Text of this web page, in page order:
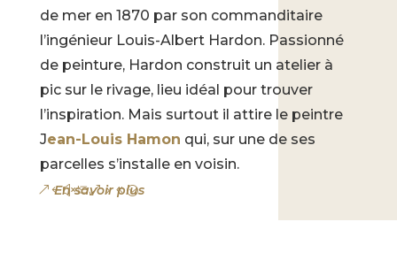
de mer en 1870 par son commanditaire
l’ingénieur Louis-Albert Hardon. Passionné
de peinture, Hardon construit un atelier à
pic sur le rivage, lieu idéal pour trouver
l’inspiration. Mais surtout il attire le peintre
Jean-Louis Hamon qui, sur une de ses
parcelles s’installe en voisin.
En savoir plus